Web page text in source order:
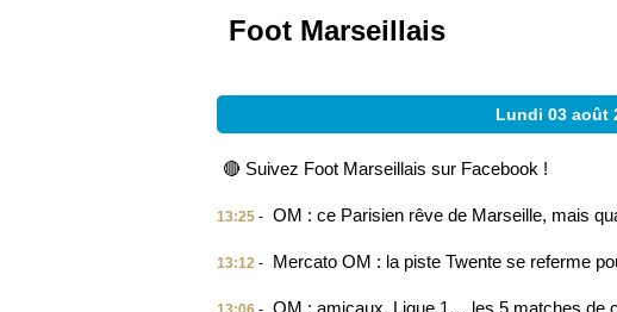
Foot Marseillais
Lundi 03 août
🔴 Suivez Foot Marseillais sur Facebook !
13:25 - OM : ce Parisien rêve de Marseille, mais
13:12 - Mercato OM : la piste Twente se referme
OM : amicaux, Ligue 1… les 5 matches de